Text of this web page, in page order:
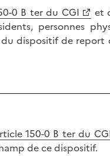
0 B ter du CGI et
personnes
dispositif de
150-0 B ter du
de ce dispositif.